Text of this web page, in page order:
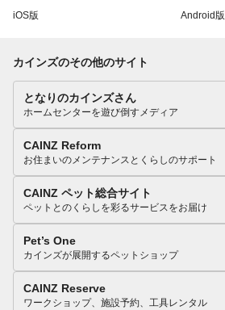
iOS版 Android版
カインズのその他のサイト
となりのカインズさん
ホームセンターを遊び倒すメディア
CAINZ Reform
お住まいのメンテナンスとくらしのサポート
CAINZ ペット総合サイト
ペットとのくらしを彩るサービスをお届け
Pet’s One
カインズが展開するペットショップ
CAINZ Reserve
ワークショップ、施設予約、工具レンタル